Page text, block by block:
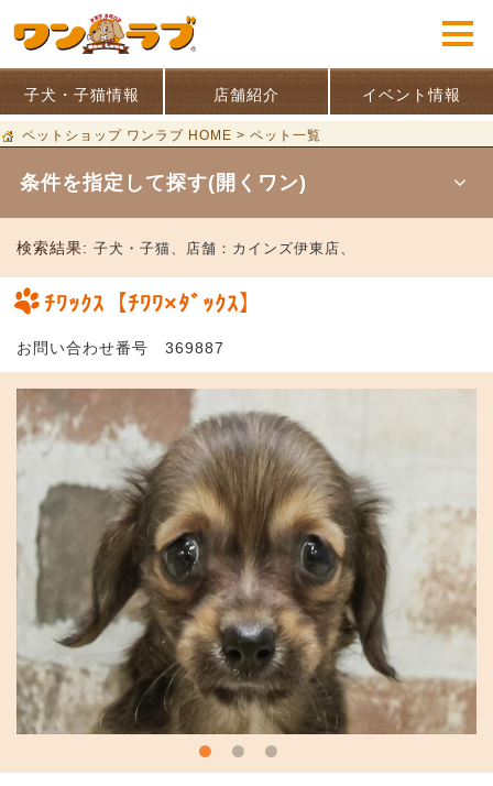
子犬・子猫情報 店舗紹介 イベント情報
ペットショップ ワンラブ HOME > ペット一覧
条件を指定して探す(開くワン)
検索結果: 子犬・子猫、 店舗： カインズ伊東店、
ﾁﾜｯｸｽ【ﾁﾜﾜ×ﾀﾞｯｸｽ】
お問い合わせ番号 369887